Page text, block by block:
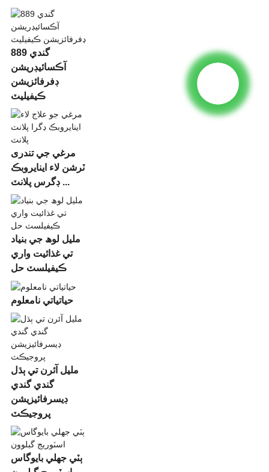
889 گندي
آڪسائيڊريشن
ڊفرفائزيشن
ڪيفيليٽ
مرغي جي تندری
ٽرشن لاء اينايروبڪ
ڊگرس پلانٽ ...
مليل لوھ جي بنياد
تي غذائيت واري
ڪيفيلسٽ حل
حياتياتي نامعلوم
مليل آئرن تي ٻڌل
گندي گندي
ڊيسرفائيزيشن
پروجيڪٽ
ٻٽي جھلي بايوگاس